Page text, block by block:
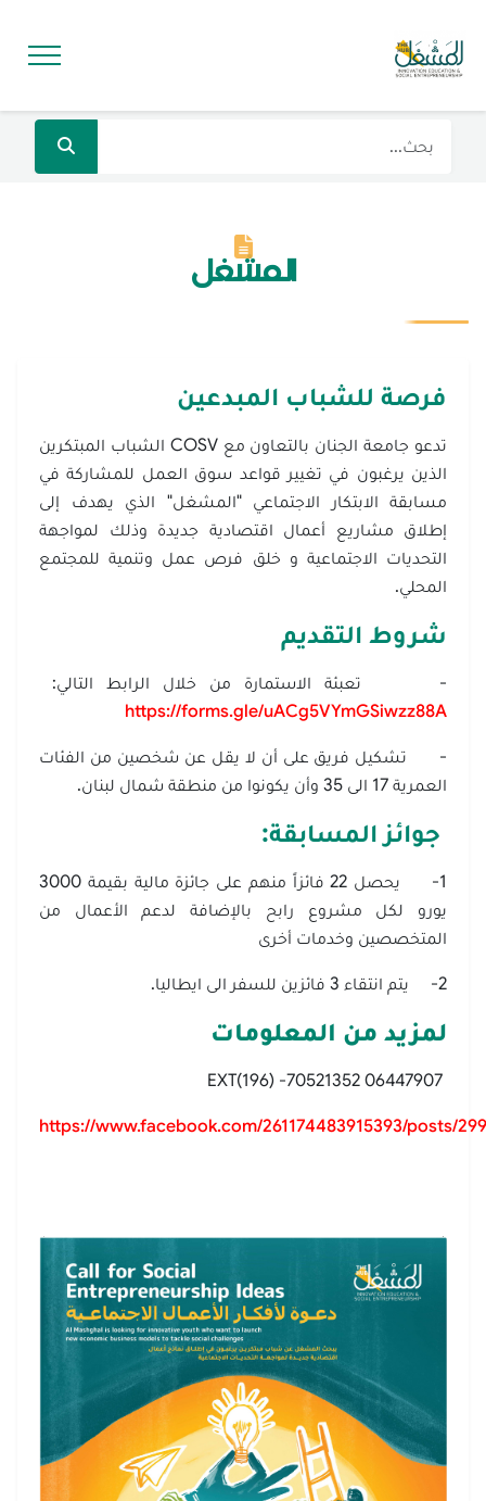
المشغل
فرصة للشباب المبدعين
تدعو جامعة الجنان بالتعاون مع COSV الشباب المبتكرين
الذين يرغبون في تغيير قواعد سوق العمل للمشاركة في
مسابقة الابتكار الاجتماعي "المشغل" الذي يهدف إلى
إطلاق مشاريع أعمال اقتصادية جديدة وذلك لمواجهة
التحديات الاجتماعية و خلق فرص عمل وتنمية للمجتمع
المحلي.
شروط التقديم
- تعبئة الاستمارة من خلال الرابط التالي:
https://forms.gle/uACg5VYmGSiwzz88A
- تشكيل فريق على أن لا يقل عن شخصين من الفئات
العمرية 17 الى 35 وأن يكونوا من منطقة شمال لبنان.
جوائز المسابقة:
1- يحصل 22 فائزاً منهم على جائزة مالية بقيمة 3000
يورو لكل مشروع رابح بالإضافة لدعم الأعمال من
المتخصصين وخدمات أخرى
2- يتم انتقاء 3 فائزين للسفر الى ايطاليا.
لمزيد من المعلومات
https://www.facebook.com/261174483915393/posts/